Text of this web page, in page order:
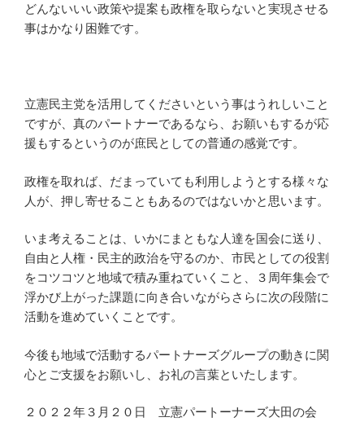
どんないいい政策や提案も政権を取らないと実現させる
事はかなり困難です。
立憲民主党を活用してくださいという事はうれしいこと
ですが、真のパートナーであるなら、お願いもするが応
援もするというのが庶民としての普通の感覚です。
政権を取れば、だまっていても利用しようとする様々な
人が、押し寄せることもあるのではないかと思います。
いま考えることは、いかにまともな人達を国会に送り、
自由と人権・民主的政治を守るのか、市民としての役割
をコツコツと地域で積み重ねていくこと、３周年集会で
浮かび上がった課題に向き合いながらさらに次の段階に
活動を進めていくことです。
今後も地域で活動するパートナーズグループの動きに関
心とご支援をお願いし、お礼の言葉といたします。
２０２２年３月２０日 立憲パートーナーズ大田の会